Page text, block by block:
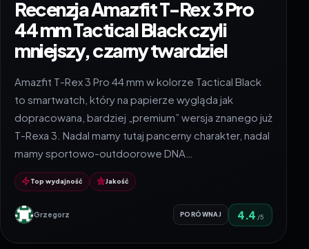
Recenzja Amazfit T-Rex 3 Pro
44 mm Tactical Black czyli
mniejszy, czarny twardziel
Amazfit T-Rex 3 Pro 44 mm w kolorze Tactical Black
to smartwatch, który na papierze wygląda jak
dopracowana, bardziej „premium” wersja znanego już
T-Rexa 3. Nadal mamy tutaj pancerny charakter, nadal
mamy sportowo-outdoorowe DNA…
Top wydajność Jakość
Grzegorz PORÓWNAJ 4.4 /5